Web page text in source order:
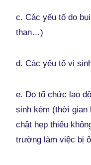
c. Các yếu tố do
than…)
d. Các yếu tố vi
e. Do tổ chức lao
sinh kém (thời gian
chật hẹp thiếu
trường làm việc bị